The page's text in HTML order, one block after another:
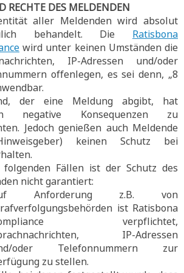
RECHTE DES MELDENDEN
aller Meldenden wird absolut
behandelt. Die Ratisbona
wird unter keinen Umständen die
IP-Adressen und/oder
offenlegen, es sei denn, „8
der eine Meldung abgibt, hat
negative Konsequenzen zu
Jedoch genießen auch Meldende
keinen Schutz bei
Fällen ist der Schutz des
nicht garantiert:
Anforderung z.B. von
ist Ratisbona
verpflichtet,
IP-Adressen
oder Telefonnummern zur
zu stellen.